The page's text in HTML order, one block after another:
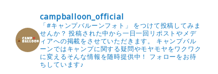
campballoon_official
「#キャンプバルーンフォト」 をつけて投稿してみま
せんか？ 投稿された中から一日一回リポストやメデ
ィアへの掲載をさせていただきます。
キャンプバル
ーンではキャンプに関する疑問やモヤモヤをワクワク
に変えるそんな情報を随時提供中！
フォローをお待
ちしています♪